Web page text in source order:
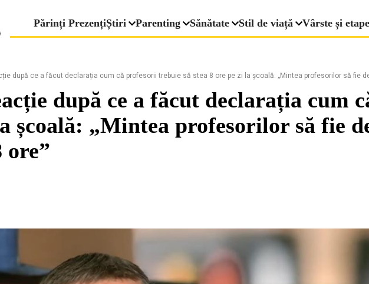
Părinți PrezențiȘtiri Parenting Sănătate Stil de viață Vârste și etape
după ce a făcut declarația cum că profesorii trebuie să stea 8 ore pe zi la școală: „Mintea profesorilor să fie
după ce a făcut declarația cum
școală: „Mintea profesorilor să fie
ore”